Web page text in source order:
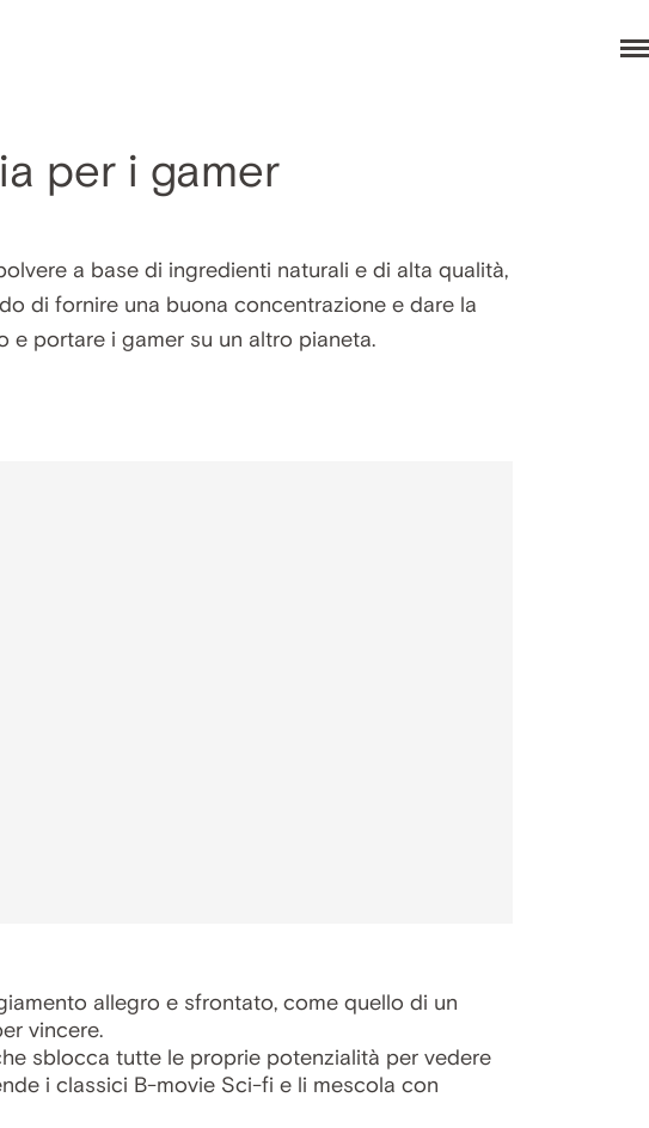
per i gamer
a base di ingredienti naturali e di alta qualità,
di fornire una buona concentrazione e dare la
portare i gamer su un altro pianeta.
allegro e sfrontato, come quello di un
vincere.
sblocca tutte le proprie potenzialità per vedere
i classici B-movie Sci-fi e li mescola con